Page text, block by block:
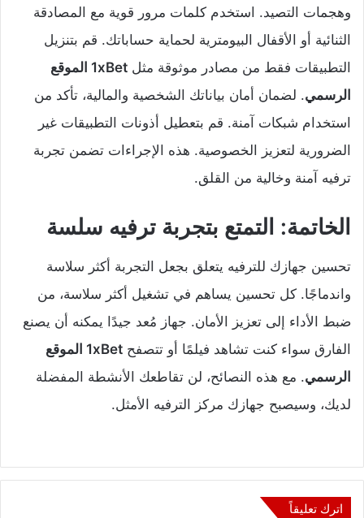
وهجمات التصيد. استخدم كلمات مرور قوية مع المصادقة
الثنائية أو الأقفال البيومترية لحماية حساباتك. قم بتنزيل
التطبيقات فقط من مصادر موثوقة مثل
1xBet الموقع
الرسمي. لضمان أمان بياناتك الشخصية والمالية، تأكد من
استخدام شبكات آمنة. قم بتعطيل أذونات التطبيقات غير
الضرورية لتعزيز الخصوصية. هذه الإجراءات تضمن تجربة
ترفيه آمنة وخالية من القلق.
الخاتمة: التمتع بتجربة ترفيه سلسة
تحسين جهازك للترفيه يتعلق بجعل التجربة أكثر سلاسة
واندماجًا. كل تحسين يساهم في تشغيل أكثر سلاسة، من
ضبط الأداء إلى تعزيز الأمان. جهاز مُعد جيدًا يمكنه أن يصنع
الفارق سواء كنت تشاهد فيلمًا أو تتصفح
1xBet الموقع
الرسمي. مع هذه النصائح، لن تقاطعك الأنشطة المفضلة
لديك، وسيصبح جهازك مركز الترفيه الأمثل.
اترك تعليقاً